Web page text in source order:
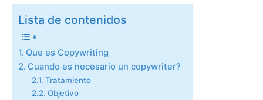
Lista de contenidos
Que es Copywriting
Cuando es necesario un copywriter?
Tratamiento
Objetivo